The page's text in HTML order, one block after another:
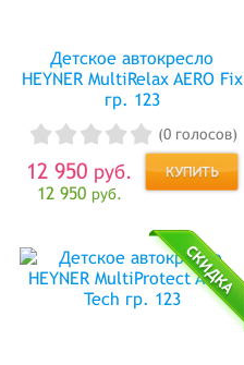
Детское автокресло
HEYNER MultiRelax AERO Fix
гр. 123
(0 голосов)
12 950 руб.
12 950 руб.